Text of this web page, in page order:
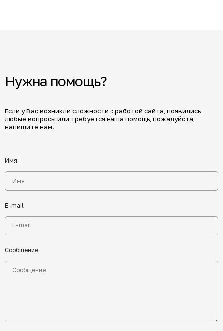
Нужна помощь?
Если у Вас возникли сложности с работой сайта, появились
любые вопросы или требуется наша помощь, пожалуйста,
напишите нам.
Имя
E-mail
Сообщение